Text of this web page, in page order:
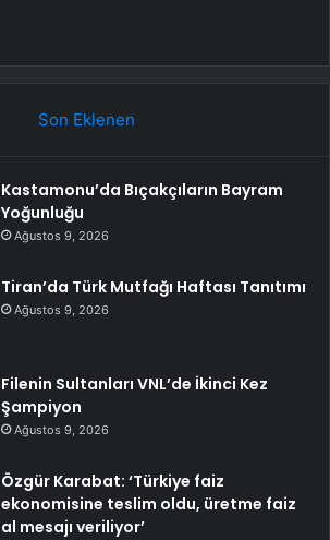
Son Eklenen
Kastamonu’da Bıçakçıların Bayram
Yoğunluğu
Ağustos 9, 2026
Tiran’da Türk Mutfağı Haftası Tanıtımı
Ağustos 9, 2026
Filenin Sultanları VNL’de İkinci Kez
Şampiyon
Ağustos 9, 2026
Özgür Karabat: ‘Türkiye faiz
ekonomisine teslim oldu, üretme faiz
al mesajı veriliyor’